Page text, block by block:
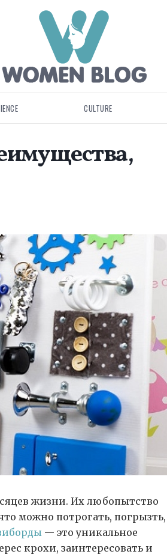
CULTURE
жизни. Их любопытство
можно потрогать, погрызть,
— это уникальное
крохи, заинтересовать и